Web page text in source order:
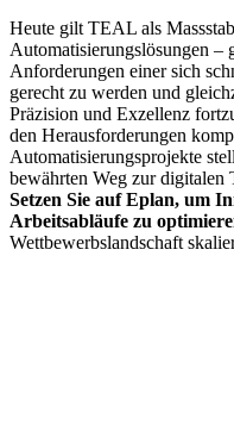
Heute gilt TEAL als
Automatisierungslösungen –
Anforderungen einer sich
gerecht zu werden und
Präzision und Exzellenz
den Herausforderungen
Automatisierungsprojekte
bewährten Weg zur digitalen
Setzen Sie auf Eplan, um
Arbeitsabläufe zu
Wettbewerbslandschaft